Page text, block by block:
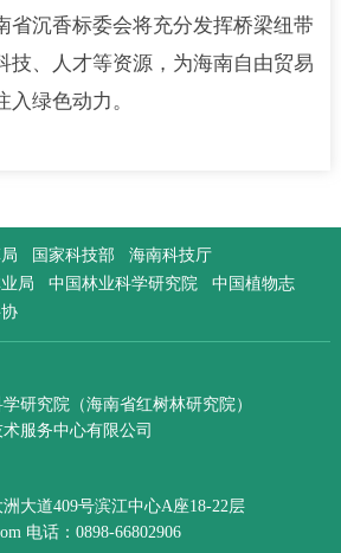
省沉香标委会将充分发挥桥梁纽带
技、人才等资源，为海南自由贸易
绿色动力。
国家科技部
海南科技厅
局
中国林业科学研究院
中国植物志
研究院（海南省红树林研究院）
服务中心有限公司
大道409号滨江中心A座18-22层
电话：0898-66802906